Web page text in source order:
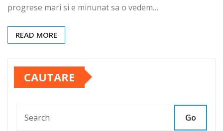
progrese mari si e minunat sa o vedem…
READ MORE
CAUTARE
Go